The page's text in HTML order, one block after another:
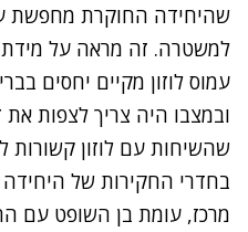
שהיחידה החוקרת מחפשת
למשטרה. זה מראה על מידת
עמוס לוזון מקיים יחסים
ובמצבו היה צריך לצפות את
שהשיחות עם לוזון קשורות
בחדרי החקירות של